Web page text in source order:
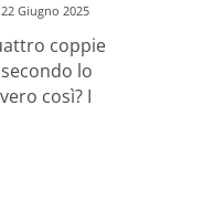
22 Giugno 2025
coppie
lo
così? I